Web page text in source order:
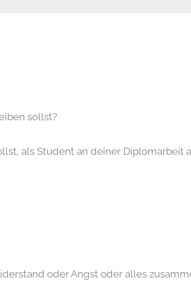
sollst?
als Student an deiner Diplomarbeit
oder Angst oder alles